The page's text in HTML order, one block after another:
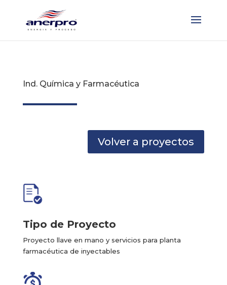
Ind. Química y Farmacéutica
Volver a proyectos
Tipo de Proyecto
Proyecto llave en mano y servicios para planta
farmacéutica de inyectables